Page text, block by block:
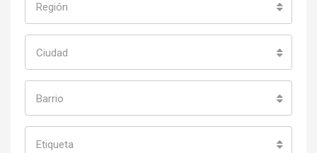
Región
Ciudad
Barrio
Etiqueta